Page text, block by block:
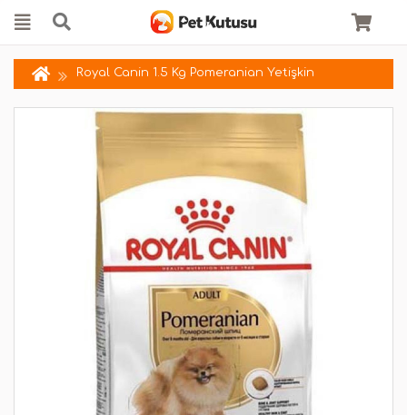
Royal Canin 1.5 Kg Pomeranian Yetişkin